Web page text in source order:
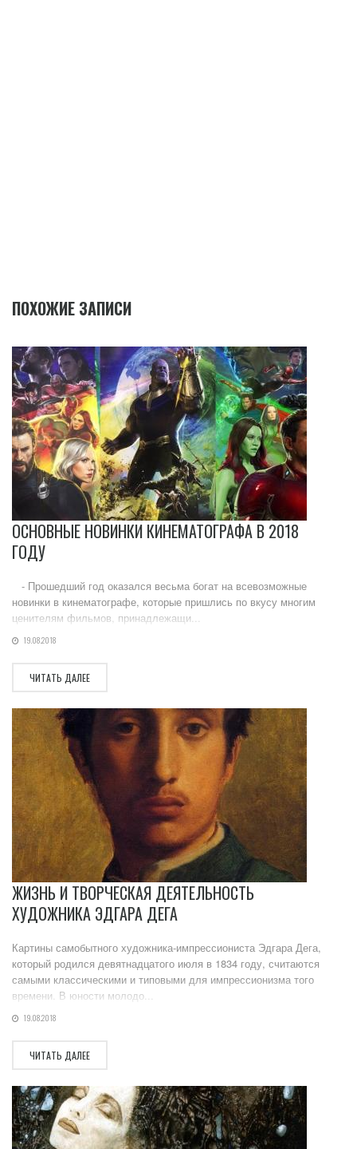
ПОХОЖИЕ ЗАПИСИ
ОСНОВНЫЕ НОВИНКИ КИНЕМАТОГРАФА В 2018
ГОДУ
- Прошедший год оказался весьма богат на всевозможные
новинки в кинематографе, которые пришлись по вкусу многим
ценителям фильмов, принадлежащи...
19.08.2018
ЧИТАТЬ ДАЛЕЕ
ЖИЗНЬ И ТВОРЧЕСКАЯ ДЕЯТЕЛЬНОСТЬ
ХУДОЖНИКА ЭДГАРА ДЕГА
Картины самобытного художника-импрессиониста Эдгара Дега,
который родился девятнадцатого июля в 1834 году, считаются
самыми классическими и типовыми для импрессионизма того
времени. В юности молодо...
19.08.2018
ЧИТАТЬ ДАЛЕЕ